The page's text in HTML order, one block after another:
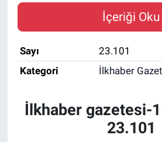
İçeriği Oku
Sayı
23.101
Kategori
İlkhaber
İlkhaber gazetesi-
23.101